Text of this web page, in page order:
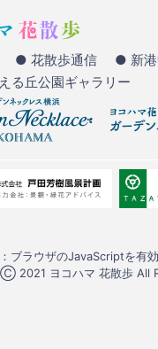
● 花散歩通信 ● 新港
る丘公園ギャラリー
ブラウザのJavaScriptを有
2021 ヨコハマ 花散歩 All